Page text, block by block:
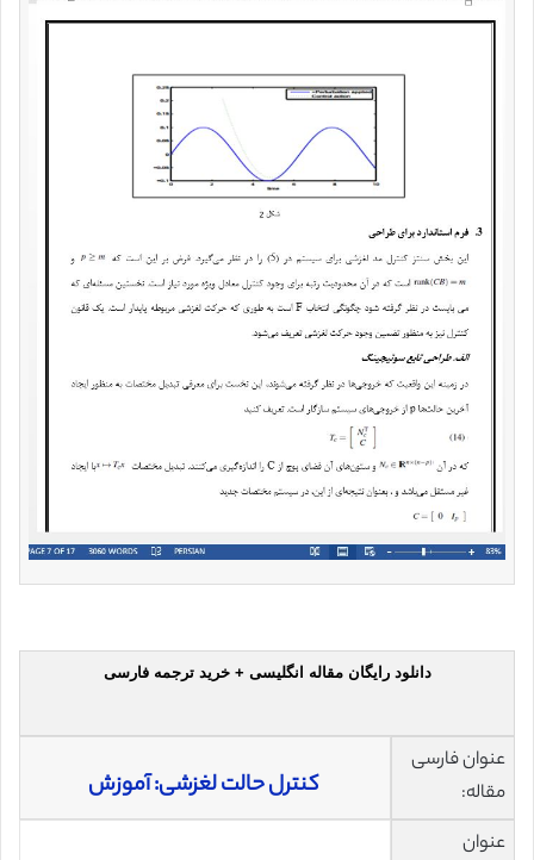
دانلود رایگان مقاله انگلیسی + خرید ترجمه فارسی
عنوان فارسی
مقاله:
کنترل حالت لغزشی: آموزش
عنوان